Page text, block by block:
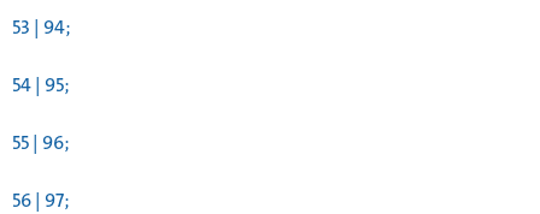
53 | 94;
54 | 95;
55 | 96;
56 | 97;